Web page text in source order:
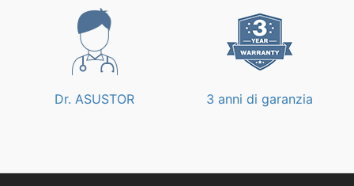
Dr. ASUSTOR 3 anni di garanzia